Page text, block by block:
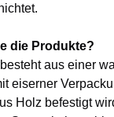
die Produkte?
aus einer
eiserner
Holz befestigt